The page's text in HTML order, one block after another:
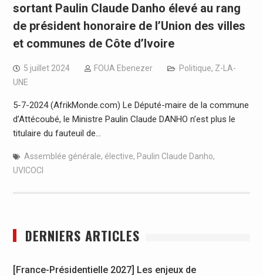
sortant Paulin Claude Danho élevé au rang
de président honoraire de l’Union des villes
et communes de Côte d’Ivoire
5 juillet 2024 FOUA Ebenezer Politique, Z-LA-
UNE
5-7-2024 (AfrikMonde.com) Le Député-maire de la commune
d’Attécoubé, le Ministre Paulin Claude DANHO n’est plus le
titulaire du fauteuil de…
Assemblée générale, élective, Paulin Claude Danho,
UVICOCI
DERNIERS ARTICLES
[France-Présidentielle 2027] Les enjeux de